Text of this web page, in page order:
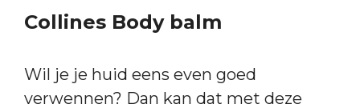
Collines Body balm
Wil je je huid eens even goed
verwennen? Dan kan dat met deze